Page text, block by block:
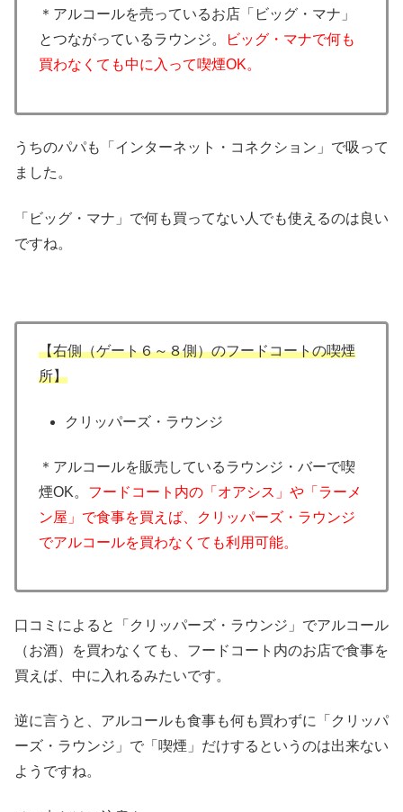
＊アルコールを売っているお店「ビッグ・マナ」
とつながっているラウンジ。
ビッグ・マナで何も
買わなくても中に入って喫煙OK。
うちのパパも「インターネット・コネクション」で吸って
ました。
「ビッグ・マナ」で何も買ってない人でも使えるのは良い
ですね。
【右側（ゲート６～８側）のフードコートの喫煙
所】
クリッパーズ・ラウンジ
＊アルコールを販売しているラウンジ・バーで喫
煙OK。 フードコート内の「オアシス」や「ラーメ
ン屋」で食事を買えば、クリッパーズ・ラウンジ
でアルコールを買わなくても利用可能。
口コミによると「クリッパーズ・ラウンジ」でアルコール
（お酒）を買わなくても、フードコート内のお店で食事を
買えば、中に入れるみたいです。
逆に言うと、アルコールも食事も何も買わずに「クリッパ
ーズ・ラウンジ」で「喫煙」だけするというのは出来ない
ようですね。